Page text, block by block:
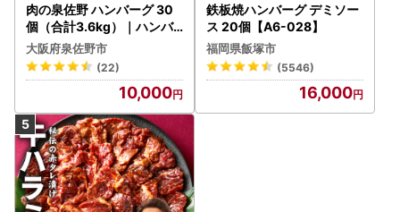
肉の泉佐野 ハンバーグ 30
個（合計3.6kg）｜ハンバ
ーグ 訳あり 黒毛和牛×なに
わポーク
大阪府泉佐野市
(22)
10,000
鉄板焼ハンバーグ デミソー
ス 20個【A6-028】
福岡県飯塚市
(5546)
16,000